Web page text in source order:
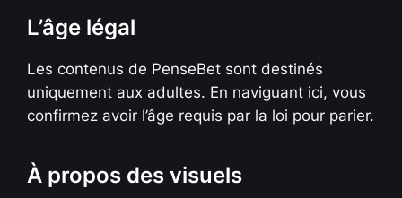
L’âge légal
Les contenus de PenseBet sont destinés
uniquement aux adultes. En naviguant ici, vous
confirmez avoir l’âge requis par la loi pour parier.
À propos des visuels